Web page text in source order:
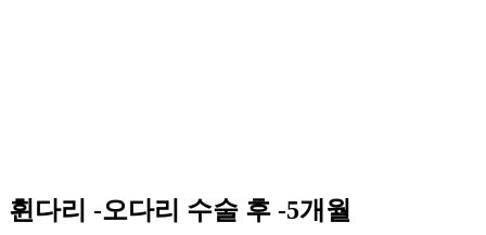
휜다리 -오다리 수술 후 -5개월